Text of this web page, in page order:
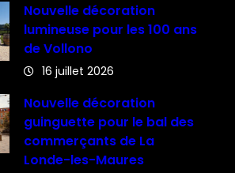
Nouvelle décoration
lumineuse pour les 100 ans
de Vollono
16 juillet 2026
Nouvelle décoration
guinguette pour le bal des
commerçants de La
Londe-les-Maures